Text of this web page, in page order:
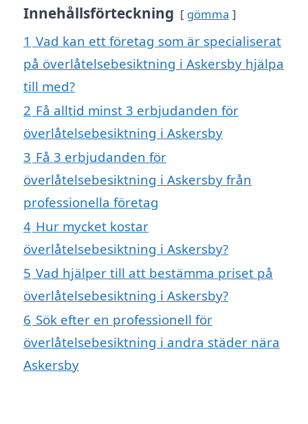
Innehållsförteckning gömma
1 Vad kan ett företag som är specialiserat
på överlåtelsebesiktning i Askersby hjälpa
till med?
2 Få alltid minst 3 erbjudanden för
överlåtelsebesiktning i Askersby
3 Få 3 erbjudanden för
överlåtelsebesiktning i Askersby från
professionella företag
4 Hur mycket kostar
överlåtelsebesiktning i Askersby?
5 Vad hjälper till att bestämma priset på
överlåtelsebesiktning i Askersby?
6 Sök efter en professionell för
överlåtelsebesiktning i andra städer nära
Askersby